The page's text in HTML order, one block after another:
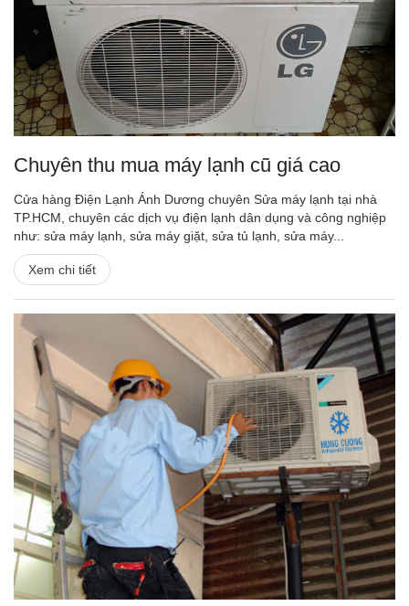
Chuyên thu mua máy lạnh cũ giá cao
Cửa hàng Điện Lạnh Ánh Dương chuyên Sửa máy lạnh tại nhà
TP.HCM, chuyên các dịch vụ điện lạnh dân dụng và công nghiệp
như: sửa máy lạnh, sửa máy giặt, sửa tủ lạnh, sửa máy...
Xem chi tiết